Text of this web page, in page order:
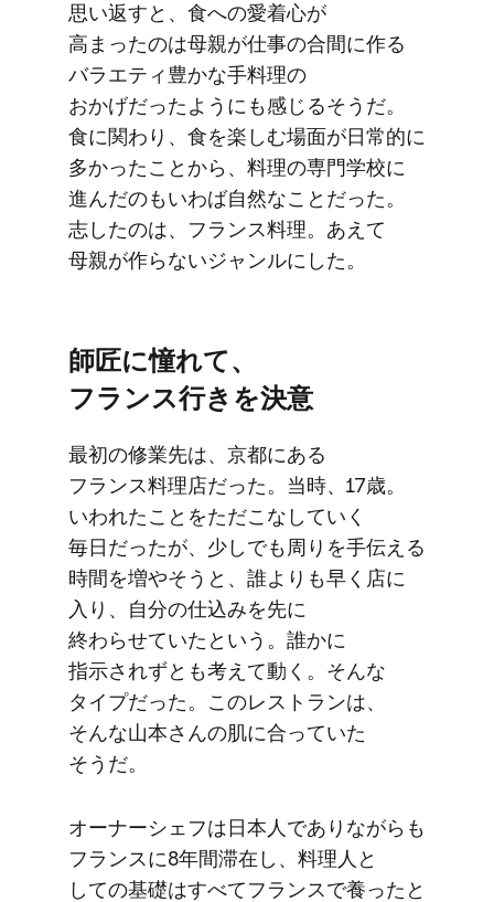
思い返すと、​食への​愛着心が​
高まったのは​母親が​仕事の​合間に​作る​
バラエティ豊かな​手料理の​
おかげだったようにも​感じる​そうだ。​
食に​関わり、​食を​楽しむ​場面が​日常的に​
多かった​ことから、​料理の​専門学校に​
進んだの​も​いわば​自然な​ことだった。​
志したのは、​フランス料理。​あえて​
母親が​作らない​ジャンルにした。
師匠に​憧れて、​
フランス行きを​決意
最初の​修業先は、​京都に​ある​
フランス料理店だった。​当時、​17歳。​
いわれた​ことを​ただこな​していく​
毎日だったが、​少しでも​周りを​手伝える​
時間を​増や​そうと、​誰よりも​早く​店に​
入り、​自分の​仕込みを​先に​
終わらせていたと​いう。​誰かに​
指示されずとも​考えて​動く。​そんな​
タイプだった。​この​レストランは、​
そんな​山本さんの​肌に​合っていた​
そうだ。
オーナーシェフは​日本人で​ありながらも​
フランスに​8年間滞在し、​料理人と​
しての​基礎は​すべて​フランスで​養ったと​